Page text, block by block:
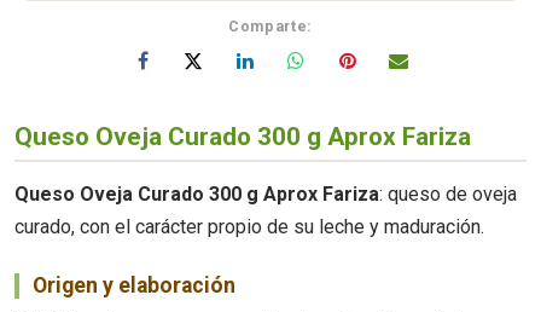
Comparte:
Queso Oveja Curado 300 g Aprox Fariza
Queso Oveja Curado 300 g Aprox Fariza: queso de oveja
curado, con el carácter propio de su leche y maduración.
Origen y elaboración